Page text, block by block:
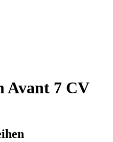
Avant 7 CV